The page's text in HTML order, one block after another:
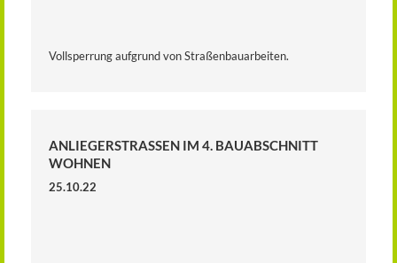
Vollsperrung aufgrund von Straßenbauarbeiten.
ANLIEGERSTRASSEN IM 4. BAUABSCHNITT W
OHNEN
25.10.22